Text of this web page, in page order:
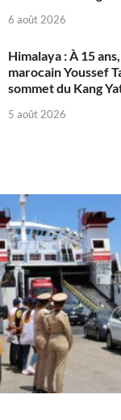
6 août 2026
Himalaya : À 15
marocain Youssef
sommet du Kang
5 août 2026